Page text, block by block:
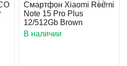
Смартфон Xiaomi Redmi
Note 15 Pro Plus
12/512Gb Brown
В наличии